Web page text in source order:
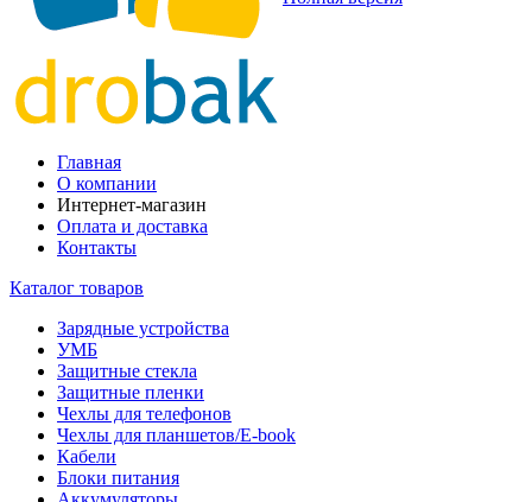
Главная
О компании
Интернет-магазин
Оплата и доставка
Контакты
Каталог товаров
Зарядные устройства
УМБ
Защитные стекла
Защитные пленки
Чехлы для телефонов
Чехлы для планшетов/E-book
Кабели
Блоки питания